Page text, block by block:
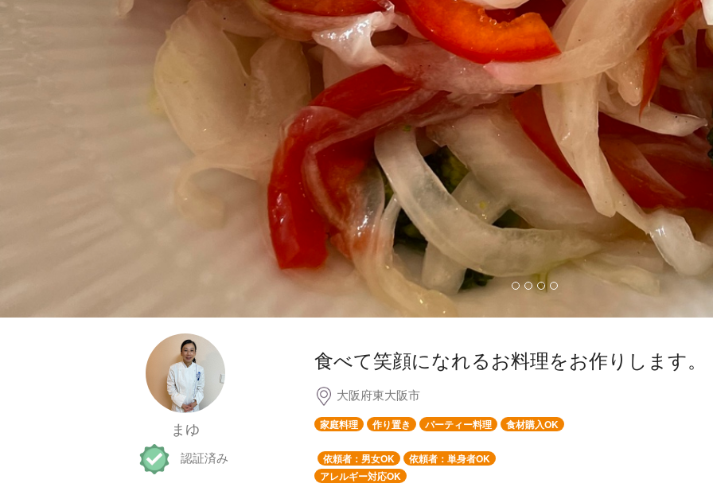
まゆ
認証済み
食べて笑顔になれるお料理をお作りします。
大阪府東大阪市
家庭料理 作り置き パーティー料理 食材購入OK
依頼者：男女OK
依頼者：単身者OK
アレルギー対応OK